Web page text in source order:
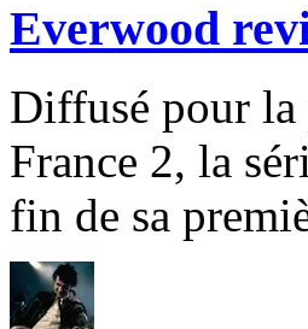
Everwood
Diffusé pour la
France 2, la
fin de sa